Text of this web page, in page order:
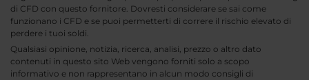
di CFD con questo fornitore. Dovresti considerare se sai come
funzionano i CFD e se puoi permetterti di correre il rischio elevato di
perdere i tuoi soldi.
Qualsiasi opinione, notizia, ricerca, analisi, prezzo o altro dato
contenuti in questo sito Web vengono forniti solo a scopo
informativo e non rappresentano in alcun modo consigli di